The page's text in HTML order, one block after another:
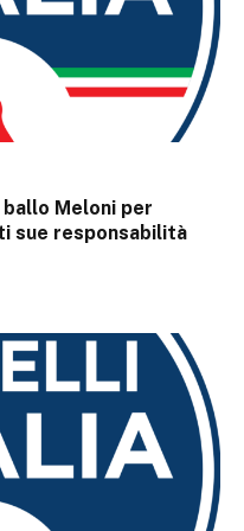
ballo Meloni per
sue responsabilità